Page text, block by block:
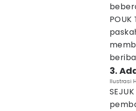
3.
Ilustrasi